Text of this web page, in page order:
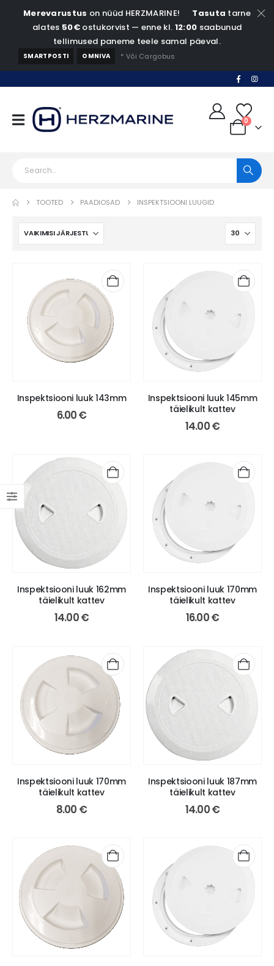
Merevarustus on nüüd HERZMARINE! Tasuta tarne
alates 50€ostukorvist — enne kl. 12:00 saabunud
tellimused paneme teele samal päeval.
SMARTPOSTI OMNIVA * Või Cargobus
0
TOOTED PAADIOSAD INSPEKTSIOONI LUUGID
Inspektsiooni luuk 143mm
6.00€
Inspektsiooni luuk 145mm
täielikult kattev
14.00€
Inspektsiooni luuk 162mm
täielikult kattev
14.00€
Inspektsiooni luuk 170mm
täielikult kattev
16.00€
Inspektsiooni luuk 170mm
täielikult kattev
8.00 €
Inspektsiooni luuk 187mm
täielikult kattev
14.00€